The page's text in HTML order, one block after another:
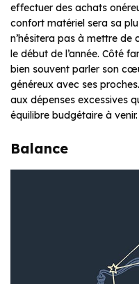
effectuer des achats
confort matériel sera sa
n’hésitera pas à mettre de
le début de l’année. Côté
bien souvent parler son
généreux avec ses
aux dépenses excessives
équilibre budgétaire à venir.
Balance